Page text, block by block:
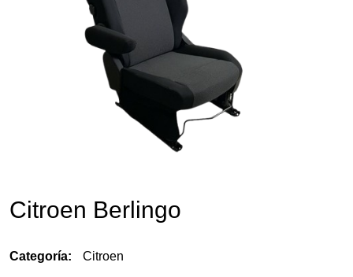
Citroen Berlingo
Categoría: Citroen